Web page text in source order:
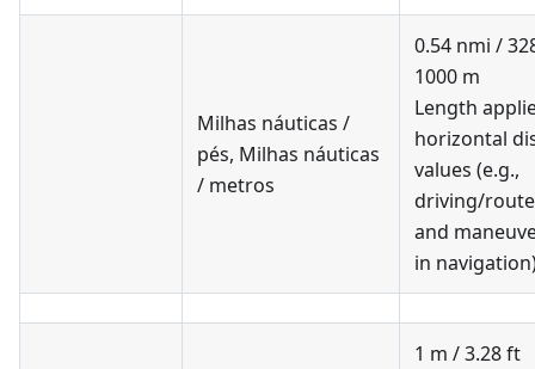
Milhas náuticas /
pés, Milhas náuticas
/ metros
0.54 nmi /
1000 m
Length
horizontal
values (e.g.,
driving/
and
in
1 m / 3.28 ft